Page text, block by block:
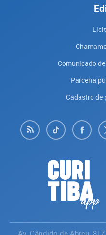
Comunicado
Parceria
Cadastro de